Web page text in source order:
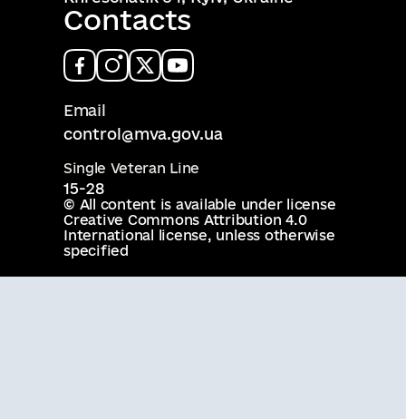
Contacts
Email
control@mva.gov.ua
Single Veteran Line
15-28
© All content is available under license
Creative Commons Attribution 4.0
International license, unless otherwise
specified